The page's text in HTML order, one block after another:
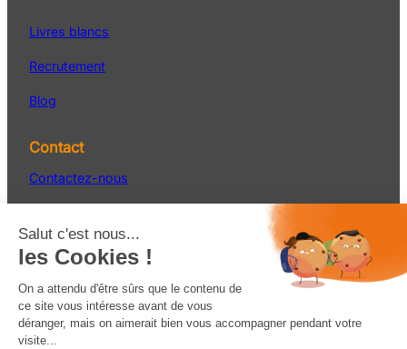
Livres blancs
Recrutement
Blog
Contact
Contactez-nous
S’inscrire à la newsletter